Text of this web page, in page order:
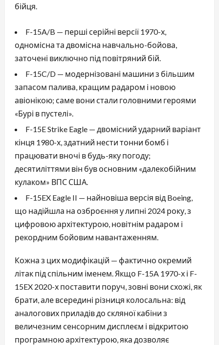
бійця.
F-15A/B — перші серійні версії 1970-х,
одномісна та двомісна навчально-бойова,
заточені виключно під повітряний бій.
F-15C/D — модернізовані машини з більшим
запасом палива, кращим радаром і новою
авіонікою; саме вони стали головними героями
«Бурі в пустелі».
F-15E Strike Eagle — двомісний ударний варіант
кінця 1980-х, здатний нести тонни бомб і
працювати вночі в будь-яку погоду;
десятиліттями він був основним «далекобійним
кулаком» ВПС США.
F-15EX Eagle II — найновіша версія від Boeing,
що надійшла на озброєння у липні 2024 року, з
цифровою архітектурою, новітнім радаром і
рекордним бойовим навантаженням.
Кожна з цих модифікацій — фактично окремий
літак під спільним іменем. Якщо F-15A 1970-х і F-
15EX 2020-х поставити поруч, зовні вони схожі, як
брати, але всередині різниця колосальна: від
аналогових приладів до скляної кабіни з
величезним сенсорним дисплеєм і відкритою
програмною архітектурою, яка дозволяє